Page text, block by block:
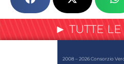
► TUTTE
2008 – 2026 Consorzio